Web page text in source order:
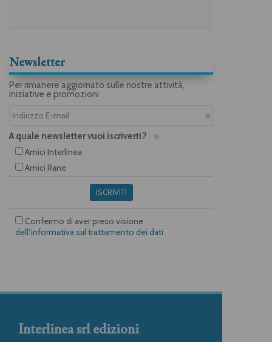
Newsletter
Per rimanere aggiornato sulle nostre attività,
iniziative e promozioni
A quale newsletter vuoi iscriverti?
Amici Interlinea
Amici Rane
ISCRIVITI
Confermo di aver preso visione
dell’informativa sul trattamento dei dati
Interlinea srl edizioni